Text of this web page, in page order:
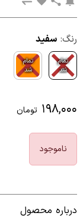
رنگ: سفید
تمام
شد
تمام
شد
۱۹۸,۰۰۰ تومان
ناموجود
درباره محصول